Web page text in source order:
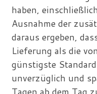
haben,
Ausnahme der
daraus ergeben,
Lieferung als die
günstigste
unverzüglich und
Tagen ab dem Tag